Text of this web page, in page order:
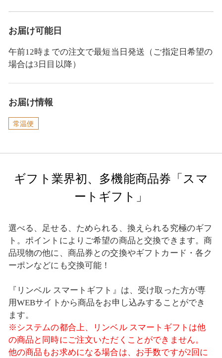
お届け可能日
午前12時までの注文で最短当日発送（ご指定日希望の
場合は3日目以降）
お届け情報
常温便
ギフト業界初、多機能商品券「スマ
ートギフト」
選べる、足せる、ためられる、換えられる究極のギフ
ト。ポイントによりご希望の商品と交換できます。商
品現物の他に、商品券との交換やギフトカード・各ク
ーポンなどにも交換可能！
『リンベル スマートギフト』は、受け取った方が専
用WEBサイトから商品をお申し込みすることができ
ます。
※システムの都合上、リンベル スマートギフトは他
の商品と同時にご注文いただくことができません。
他の商品もお求めになる場合は、お手数ですが2回に